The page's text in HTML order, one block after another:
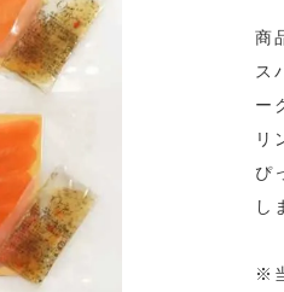
商
ス
ー
リ
ぴ
し
※